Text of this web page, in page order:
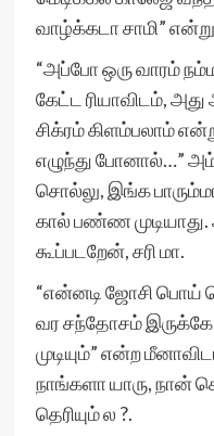
வாழ்க்கடா சாமி”
“அப்போ ஒரு வாரம்
கேட்ட ரியாவிடம்,
சிக்ரம் கிளம்பலாம்
எழுந்து போனால்…”
சொல்லு, இங்க
கால் பண்ண
கூப்படறேன், சரி மா.
“என்னடி ஜோசி பொய்
வர சந்தோசம்
முடியும்” என்ற
நாங்களா யாரு, நான்
தெரியும் ல ?.